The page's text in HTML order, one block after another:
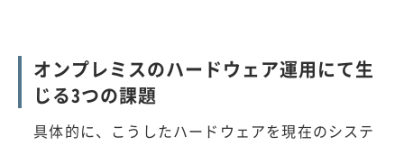
オンプレミスのハードウェア運用にて生
じる3つの課題
具体的に、こうしたハードウェアを現在のシステ